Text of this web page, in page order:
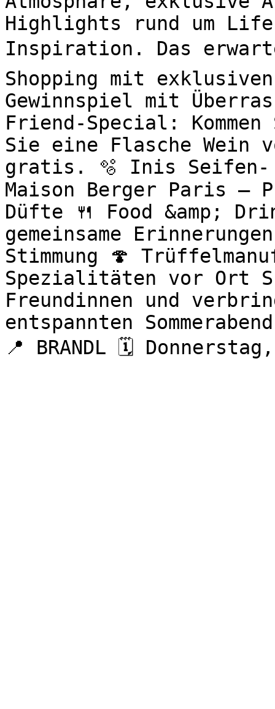
Highlights rund um
Inspiration. Das
Shopping mit
Gewinnspiel mit
Friend-Special:
Sie eine Flasche Wein
gratis. 🫧 Inis Seifen-
Maison Berger Paris –
Düfte 🍴 Food &amp;
gemeinsame
Stimmung 🍄
Spezialitäten vor Ort
Freundinnen und
entspannten